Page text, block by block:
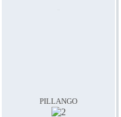
pillango